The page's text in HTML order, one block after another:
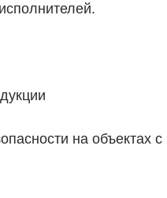
на объектах